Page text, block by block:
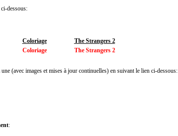
dessous:
Coloriage
The Strangers 2
Coloriage The Strangers 2
(avec images et mises à jour continuelles) en suivant le lien ci-dessous:
: